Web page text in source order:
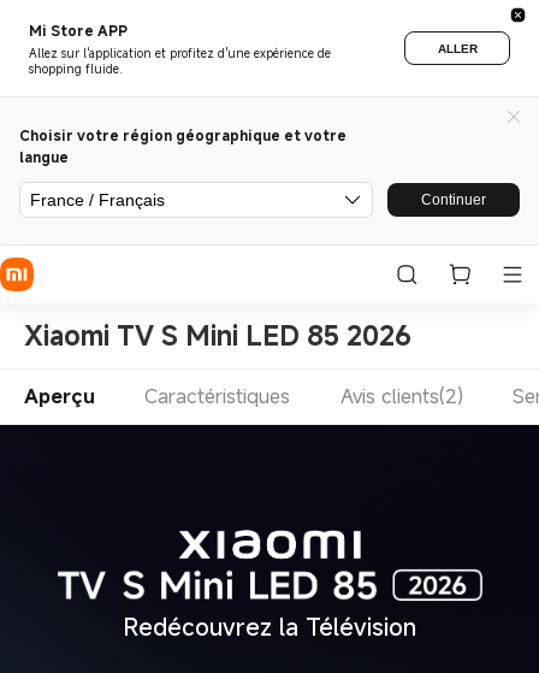
Mi Store APP
Allez sur l'application et profitez d'une expérience de
shopping fluide.
ALLER
Choisir votre région géographique et votre
langue
France / Français Continuer
Xiaomi TV S Mini LED 85 2026
Aperçu Caractéristiques Avis clients(2)
Redécouvrez la Télévision